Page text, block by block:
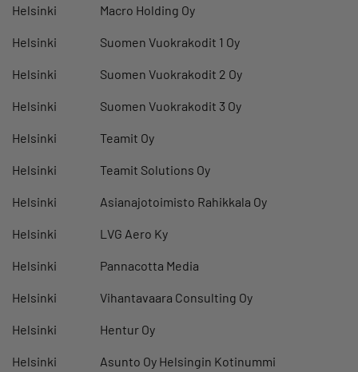
Helsinki Macro Holding Oy
Helsinki Suomen Vuokrakodit 1 Oy
Helsinki Suomen Vuokrakodit 2 Oy
Helsinki Suomen Vuokrakodit 3 Oy
Helsinki Teamit Oy
Helsinki Teamit Solutions Oy
Helsinki Asianajotoimisto Rahikkala Oy
Helsinki LVG Aero Ky
Helsinki Pannacotta Media
Helsinki Vihantavaara Consulting Oy
Helsinki Hentur Oy
Helsinki Asunto Oy Helsingin Kotinummi